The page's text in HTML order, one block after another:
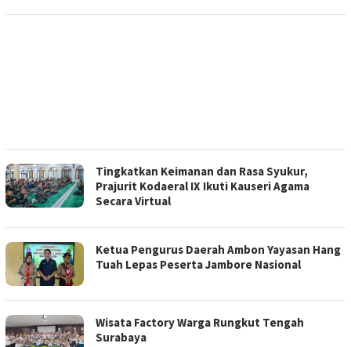
Tingkatkan Keimanan dan Rasa Syukur,
Prajurit Kodaeral IX Ikuti Kauseri Agama
Secara Virtual
Ketua Pengurus Daerah Ambon Yayasan Hang
Tuah Lepas Peserta Jambore Nasional
Wisata Factory Warga Rungkut Tengah
Surabaya